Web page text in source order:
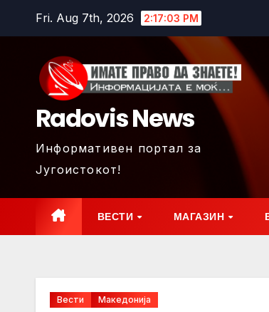
Fri. Aug 7th, 2026 2:17:05 PM
Radovis News
Информативен портал за
Југоистокот!
ВЕСТИ МАГАЗИН
Вести Македонија